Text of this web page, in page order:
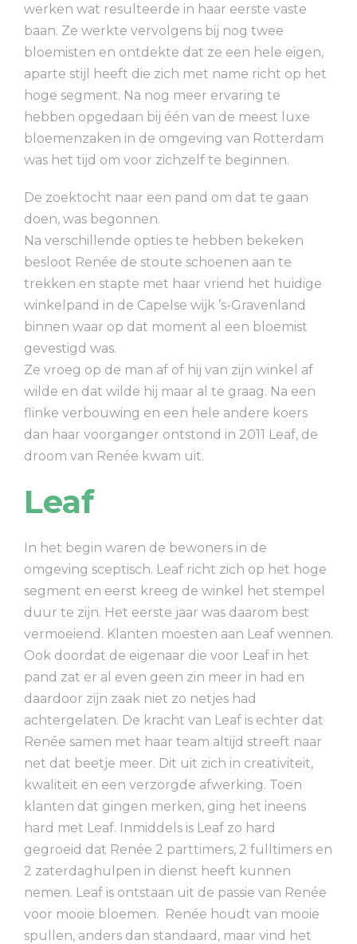
werken wat resulteerde in haar eerste vaste
baan. Ze werkte vervolgens bij nog twee
bloemisten en ontdekte dat ze een hele eigen,
aparte stijl heeft die zich met name richt op het
hoge segment. Na nog meer ervaring te
hebben opgedaan bij één van de meest luxe
bloemenzaken in de omgeving van Rotterdam
was het tijd om voor zichzelf te beginnen.
De zoektocht naar een pand om dat te gaan
doen, was begonnen.
Na verschillende opties te hebben bekeken
besloot Renée de stoute schoenen aan te
trekken en stapte met haar vriend het huidige
winkelpand in de Capelse wijk ’s-Gravenland
binnen waar op dat moment al een bloemist
gevestigd was.
Ze vroeg op de man af of hij van zijn winkel af
wilde en dat wilde hij maar al te graag. Na een
flinke verbouwing en een hele andere koers
dan haar voorganger ontstond in 2011 Leaf, de
droom van Renée kwam uit.
Leaf
In het begin waren de bewoners in de
omgeving sceptisch. Leaf richt zich op het hoge
segment en eerst kreeg de winkel het stempel
duur te zijn. Het eerste jaar was daarom best
vermoeiend. Klanten moesten aan Leaf wennen.
Ook doordat de eigenaar die voor Leaf in het
pand zat er al even geen zin meer in had en
daardoor zijn zaak niet zo netjes had
achtergelaten. De kracht van Leaf is echter dat
Renée samen met haar team altijd streeft naar
net dat beetje meer. Dit uit zich in creativiteit,
kwaliteit en een verzorgde afwerking. Toen
klanten dat gingen merken, ging het ineens
hard met Leaf. Inmiddels is Leaf zo hard
gegroeid dat Renée 2 parttimers, 2 fulltimers en
2 zaterdaghulpen in dienst heeft kunnen
nemen. Leaf is ontstaan uit de passie van Renée
voor mooie bloemen. Renée houdt van mooie
spullen, anders dan standaard, maar vind het